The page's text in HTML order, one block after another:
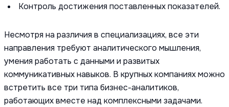
Контроль достижения поставленных показателей.
Несмотря на различия в специализациях, все эти
направления требуют аналитического мышления,
умения работать с данными и развитых
коммуникативных навыков. В крупных компаниях можно
встретить все три типа бизнес-аналитиков,
работающих вместе над комплексными задачами.